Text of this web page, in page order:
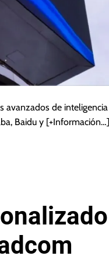
avanzados de inteligencia
Baidu y [+Información…]